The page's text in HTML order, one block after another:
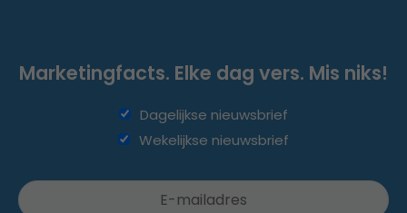
Marketingfacts. Elke dag vers. Mis niks!
Dagelijkse nieuwsbrief
Wekelijkse nieuwsbrief